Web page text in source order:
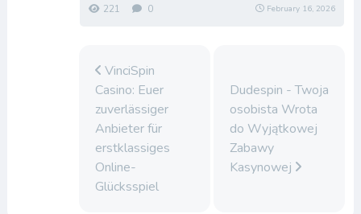
221 0 February 16, 2026
VinciSpin
Casino: Euer
zuverlässiger
Anbieter für
erstklassiges
Online-
Glücksspiel
Dudespin - Twoja
osobista Wrota
do Wyjątkowej
Zabawy
Kasynowej